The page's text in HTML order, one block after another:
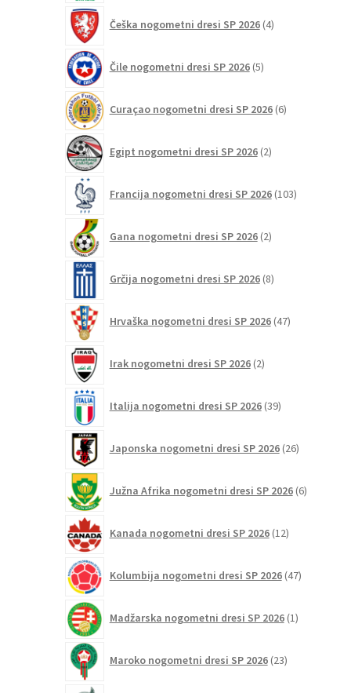
Češka nogometni dresi SP 2026 4izdelki
Čile nogometni dresi SP 2026 5izdelkov
Curaçao nogometni dresi SP 2026 6izdelkov
Egipt nogometni dresi SP 2026 2izdelka
Francija nogometni dresi SP 2026 103izdelki
Gana nogometni dresi SP 2026 2izdelka
Grčija nogometni dresi SP 2026 8izdelkov
Hrvaška nogometni dresi SP 2026 47izdelkov
Irak nogometni dresi SP 2026 2izdelka
Italija nogometni dresi SP 2026 39izdelkov
Japonska nogometni dresi SP 2026 26izdelkov
Južna Afrika nogometni dresi SP 2026 6izdelkov
Kanada nogometni dresi SP 2026 12izdelkov
Kolumbija nogometni dresi SP 2026 47izdelkov
Madžarska nogometni dresi SP 2026 1izdelek
Maroko nogometni dresi SP 2026 23izdelkov